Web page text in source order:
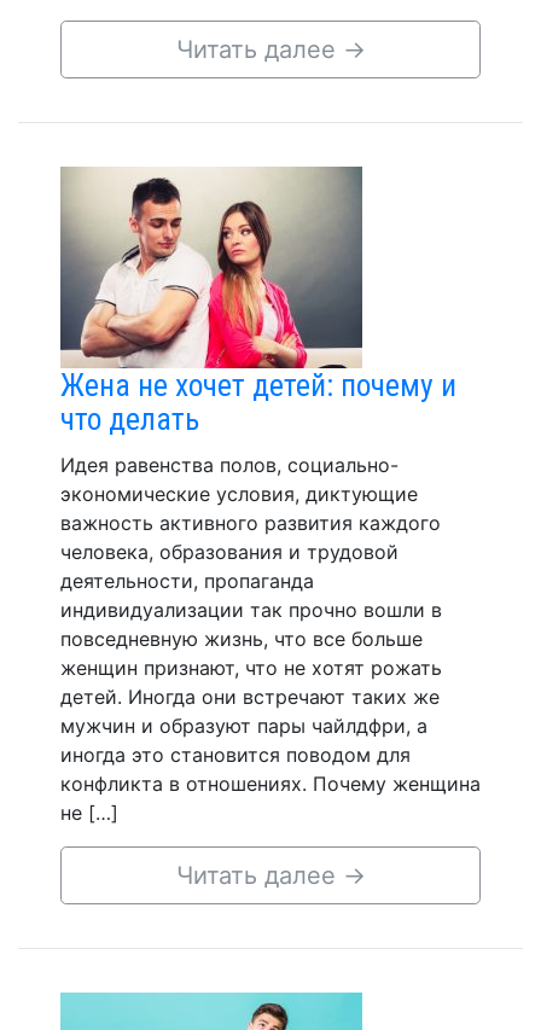
Читать далее →
Жена не хочет детей: почему и
что делать
Идея равенства полов, социально-
экономические условия, диктующие
важность активного развития каждого
человека, образования и трудовой
деятельности, пропаганда
индивидуализации так прочно вошли в
повседневную жизнь, что все больше
женщин признают, что не хотят рожать
детей. Иногда они встречают таких же
мужчин и образуют пары чайлдфри, а
иногда это становится поводом для
конфликта в отношениях. Почему женщина
не […]
Читать далее →